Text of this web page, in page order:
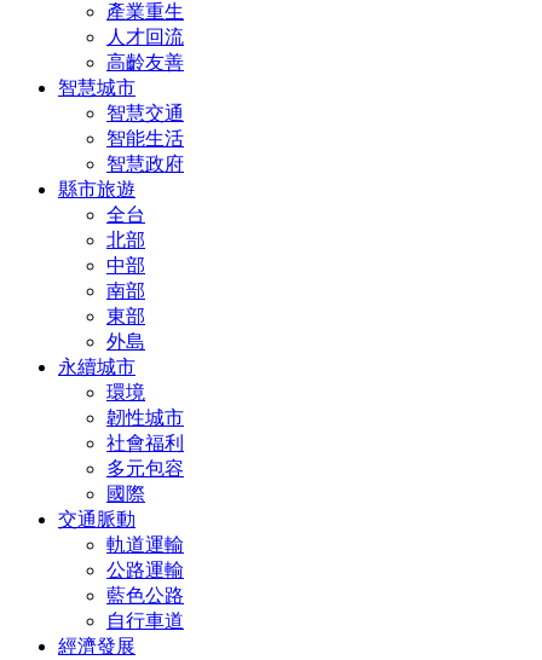
產業重生
人才回流
高齡友善
智慧城市
智慧交通
智能生活
智慧政府
縣市旅遊
全台
北部
中部
南部
東部
外島
永續城市
環境
韌性城市
社會福利
多元包容
國際
交通脈動
軌道運輸
公路運輸
藍色公路
自行車道
經濟發展